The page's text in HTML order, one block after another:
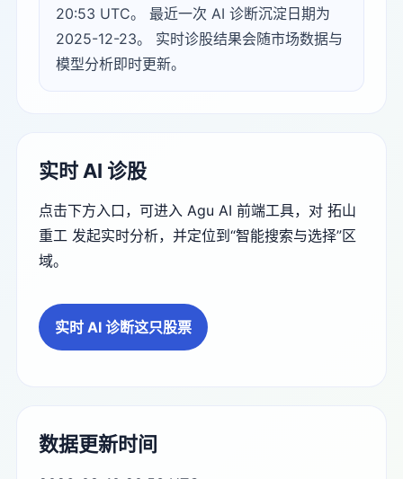
20:53 UTC。 最近一次 AI 诊断沉淀日期为
2025-12-23。 实时诊股结果会随市场数据与
模型分析即时更新。
实时 AI 诊股
点击下方入口，可进入 Agu AI 前端工具，对 拓山
重工 发起实时分析，并定位到“智能搜索与选择”区
域。
实时 AI 诊断这只股票
数据更新时间